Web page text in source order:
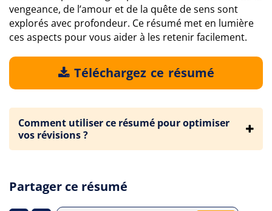
vengeance, de l’amour et de la quête de sens sont
explorés avec profondeur. Ce résumé met en lumière
ces aspects pour vous aider à les retenir facilement.
Téléchargez ce résumé
Comment utiliser ce résumé pour optimiser
vos révisions ?
Partager ce résumé